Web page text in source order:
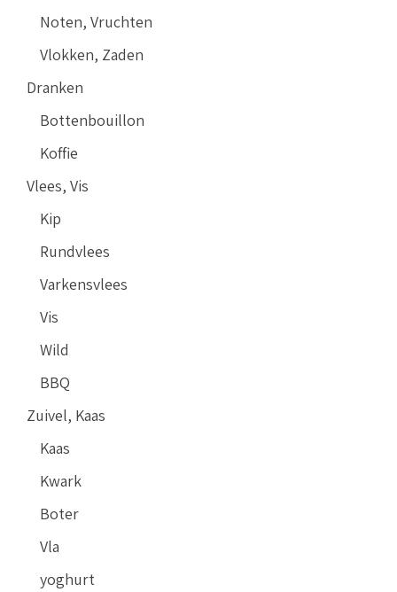
Noten, Vruchten
Vlokken, Zaden
Dranken
Bottenbouillon
Koffie
Vlees, Vis
Kip
Rundvlees
Varkensvlees
Vis
Wild
BBQ
Zuivel, Kaas
Kaas
Kwark
Boter
Vla
yoghurt